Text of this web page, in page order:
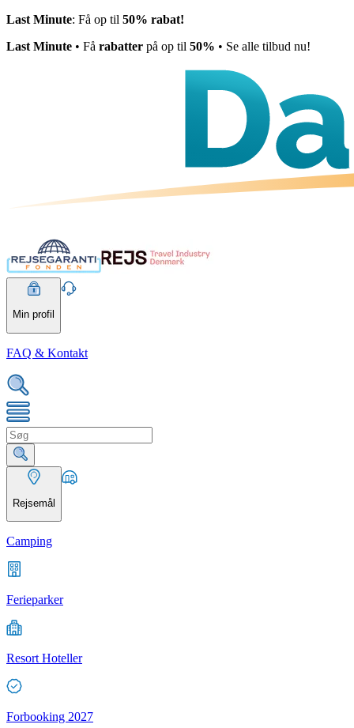
Last Minute: Få op til 50% rabat!
Last Minute • Få rabatter på op til 50% • Se alle tilbud nu!
Min profil
FAQ & Kontakt
Rejsemål
Camping
Ferieparker
Resort Hoteller
Forbooking 2027